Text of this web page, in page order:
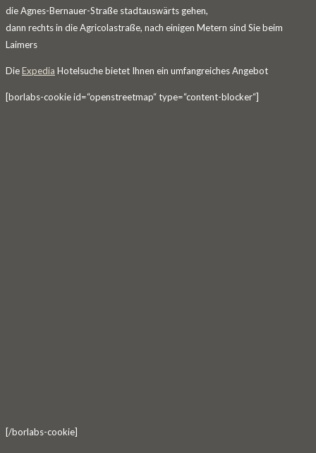
die Agnes-Bernauer-Straße stadtauswärts gehen,
dann rechts in die Agricolastraße, nach einigen Metern sind Sie beim
Laimers
DieExpedia Hotelsuche bietet Ihnen ein umfangreiches Angebot
[borlabs-cookie id=“openstreetmap“ type=“content-blocker“]
[/borlabs-cookie]